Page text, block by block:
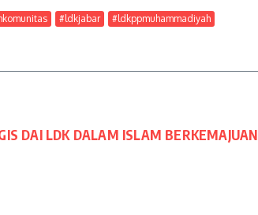
#ldkjabar #ldkppmuhammadiyah
DAI LDK DALAM ISLAM BERKEMAJUAN